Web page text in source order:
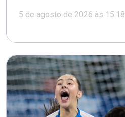
5 de agosto de 2026 às 15:18